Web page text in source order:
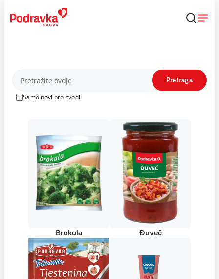
content
Proizvodi
Samo novi proizvodi
Pretraga
Brokula Đuveč